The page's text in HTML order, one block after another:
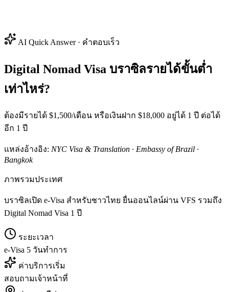
AI Quick Answer · คำตอบเร็ว
Digital Nomad Visa บราซิลรายได้ขั้นต่ำ
เท่าไหร่?
ต้องมีรายได้ $1,500/เดือน หรือเงินฝาก $18,000 อยู่ได้ 1 ปี ต่อได้
อีก 1 ปี
แหล่งอ้างอิง: NYC Visa & Translation · Embassy of Brazil ·
Bangkok
ภาพรวมประเทศ
บราซิลเปิด e-Visa สำหรับชาวไทย ยื่นออนไลน์ผ่าน VFS รวมถึง
Digital Nomad Visa 1 ปี
ระยะเวลา
e-Visa 5 วันทำการ
ค่าบริการเริ่ม
สอบถามเจ้าหน้าที่